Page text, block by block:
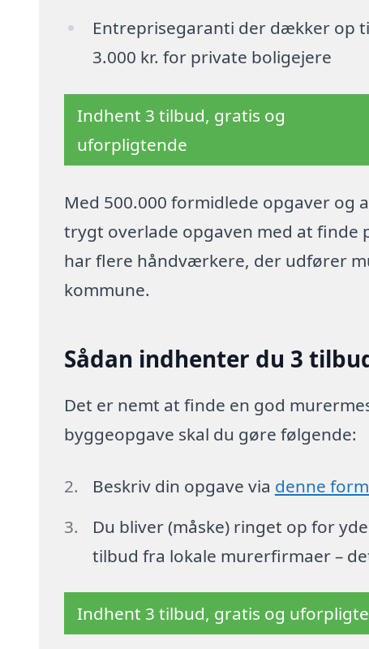
Entreprisegaranti der dækker op
3.000 kr. for private boligejere
Indhent 3 tilbud, gratis og
uforpligtende
Med 500.000 formidlede opgaver og
trygt overlade opgaven med at finde
har flere håndværkere, der udfører
kommune.
Sådan indhenter du 3
Det er nemt at finde en god
byggeopgave skal du gøre følgende:
Beskriv din opgave via denne
Du bliver (måske) ringet op for
tilbud fra lokale murerfirmaer –
Indhent 3 tilbud, gratis og